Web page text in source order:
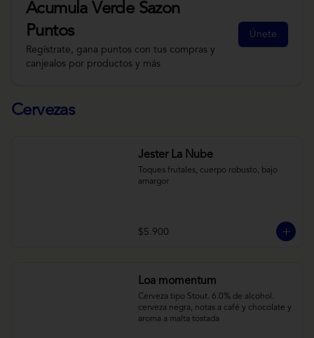
Acumula Verde Sazon
Puntos
Regístrate, gana puntos con tus compras y
canjealos por productos y más
Únete
Cervezas
Jester La Nube
Toques frutales, cuerpo robusto, bajo
amargor
$5.900
Loa momentum
Cerveza tipo Stout. 6.0% de alcohol.
cerveza negra, notas a café y chocolate y
aroma a malta tostada